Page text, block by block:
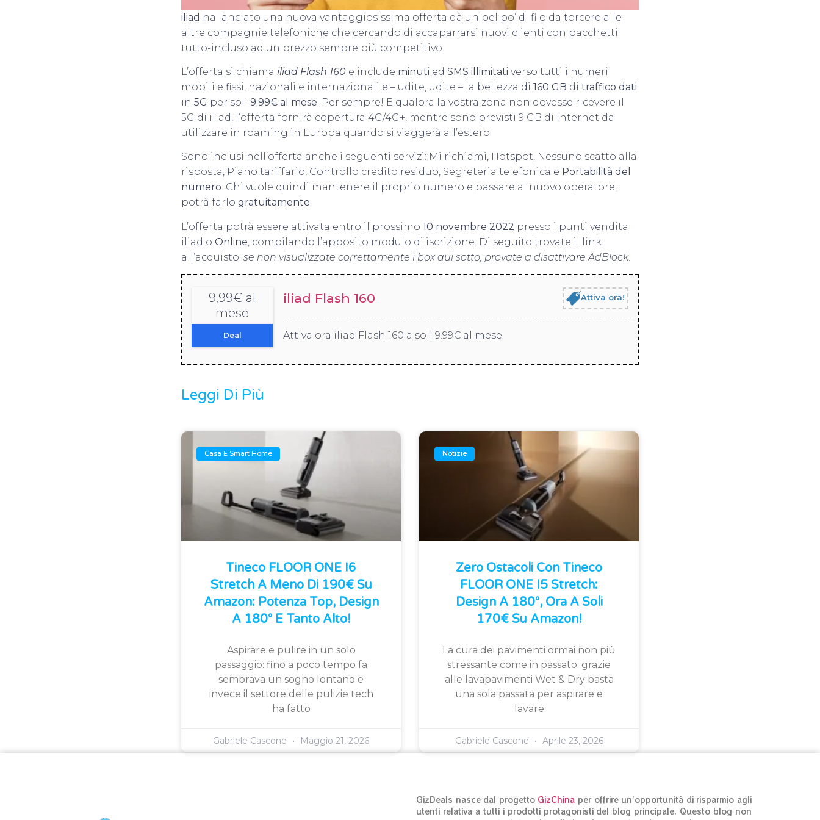
iliad ha lanciato una nuova vantaggiosissima offerta dà un bel po’ di filo da torcere alle
altre compagnie telefoniche che cercando di accaparrarsi nuovi clienti con pacchetti
tutto-incluso ad un prezzo sempre più competitivo.
L’offerta si chiama iliad Flash 160 e include minuti ed SMS illimitati verso tutti i numeri
mobili e fissi, nazionali e internazionali e – udite, udite – la bellezza di 160 GB di traffico dati
in 5G per soli 9.99€ al mese. Per sempre! E qualora la vostra zona non dovesse ricevere il
5G di iliad, l’offerta fornirà copertura 4G/4G+, mentre sono previsti 9 GB di Internet da
utilizzare in roaming in Europa quando si viaggerà all’estero.
Sono inclusi nell’offerta anche i seguenti servizi: Mi richiami, Hotspot, Nessuno scatto alla
risposta, Piano tariffario, Controllo credito residuo, Segreteria telefonica e Portabilità del
numero. Chi vuole quindi mantenere il proprio numero e passare al nuovo operatore,
potrà farlo gratuitamente.
L’offerta potrà essere attivata entro il prossimo 10 novembre 2022 presso i punti vendita
iliad o Online, compilando l’apposito modulo di iscrizione. Di seguito trovate il link
all’acquisto: se non visualizzate correttamente i box qui sotto, provate a disattivare AdBlock.
9,99€ al
mese
Deal
iliad Flash 160 Attiva ora!
Attiva ora iliad Flash 160 a soli 9.99€ al mese
Leggi Di Più
Casa E Smart Home
Tineco FLOOR ONE I6
Stretch A Meno Di 190€ Su
Amazon: Potenza Top, Design
A 180° E Tanto Alto!
Aspirare e pulire in un solo
passaggio: fino a poco tempo fa
sembrava un sogno lontano e
invece il settore delle pulizie tech
ha fatto
Gabriele Cascone Maggio 21, 2026
Notizie
Zero Ostacoli Con Tineco
FLOOR ONE I5 Stretch:
Design A 180°, Ora A Soli
170€ Su Amazon!
La cura dei pavimenti ormai non più
stressante come in passato: grazie
alle lavapavimenti Wet & Dry basta
una sola passata per aspirare e
lavare
Gabriele Cascone Aprile 23, 2026
GizDeals nasce dal progetto GizChina per offrire un’opportunità di risparmio agli
utenti relativa a tutti i prodotti protagonisti del blog principale. Questo blog non